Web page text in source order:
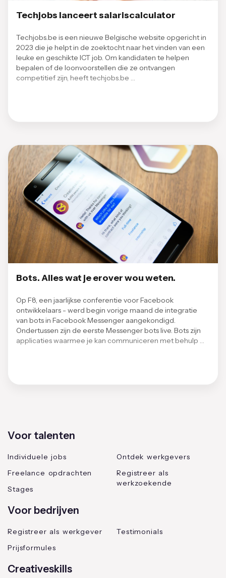
Techjobs lanceert salariscalculator
Techjobs.be is een nieuwe Belgische website opgericht in
2023 die je helpt in de zoektocht naar het vinden van een
leuke en geschikte ICT job. Om kandidaten te helpen
bepalen of de loonvoorstellen die ze ontvangen
competitief zijn, heeft techjobs.be …
Bots. Alles wat je erover wou weten.
Op F8, een jaarlijkse conferentie voor Facebook
ontwikkelaars - werd begin vorige maand de integratie
van bots in Facebook Messenger aangekondigd.
Ondertussen zijn de eerste Messenger bots live. Bots zijn
applicaties waarmee je kan communiceren met behulp …
Voor talenten
Individuele jobs
Freelance opdrachten
Stages
Ontdek werkgevers
Registreer als
werkzoekende
Voor bedrijven
Registreer als werkgever
Prijsformules
Testimonials
Creativeskills